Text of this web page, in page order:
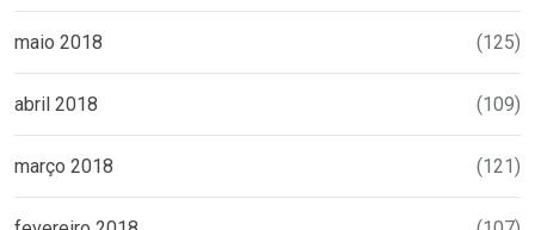
maio 2018 (125)
abril 2018 (109)
março 2018 (121)